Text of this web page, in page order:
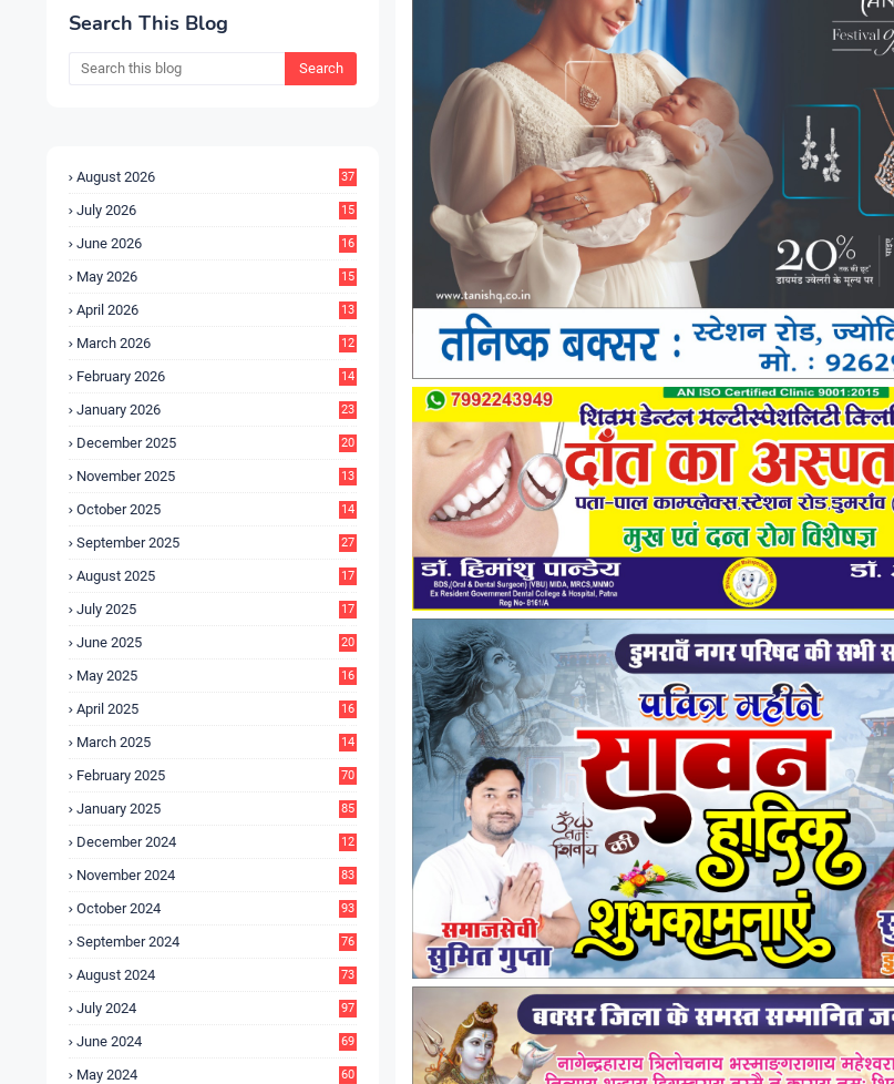
Search This Blog
August 2026 37
July 2026
15
June 2026
16
May 2026
15
April 2026
13
March 2026
12
February 2026
14
January 2026
23
December 2025
20
November 2025
13
October 2025
14
September 2025
27
August 2025
17
July 2025
17
June 2025
20
May 2025
16
April 2025
16
March 2025
14
February 2025 70
January 2025 85
December 2024
12
November 2024 83
October 2024 93
September 2024 76
August 2024 73
July 2024 97
June 2024 69
May 2024 60